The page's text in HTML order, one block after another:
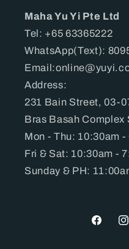
Maha Yu Yi Pte Ltd
Tel: +65 63365222
WhatsApp(Text):
Address:
231 Bain Street, 03-
Bras Basah Complex
Mon - Thu: 10:30am -
Fri & Sat: 10:30am -
Sunday & PH:
Facebook